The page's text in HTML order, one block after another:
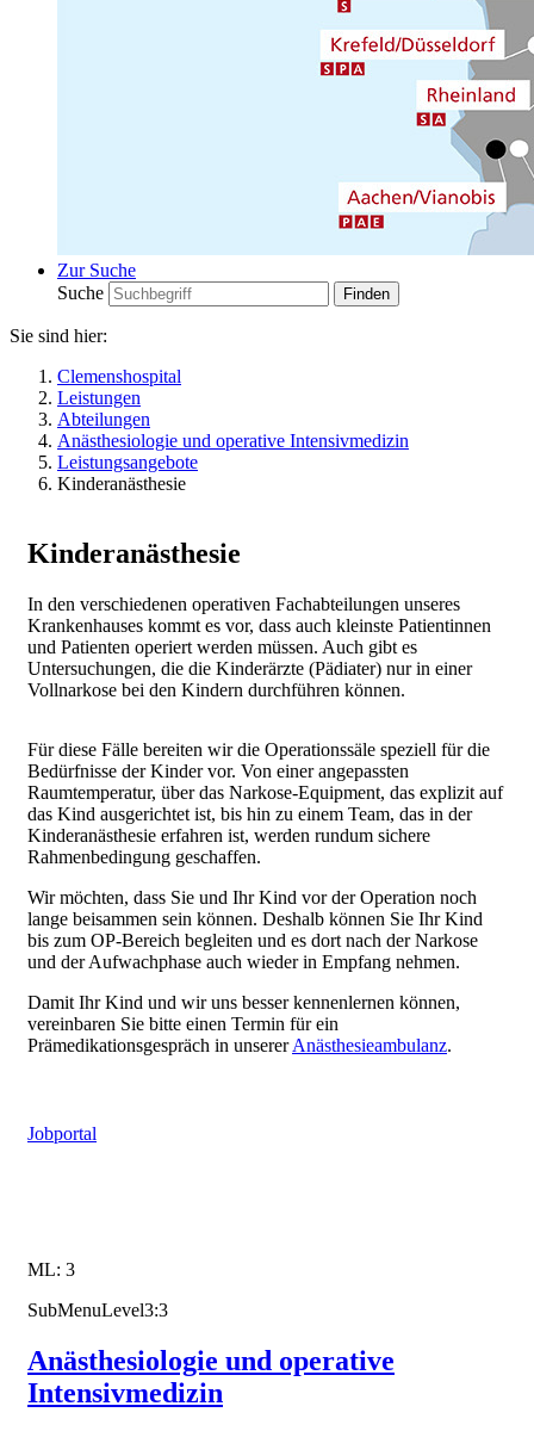
Zur Suche
Suche
Sie sind hier:
Clemenshospital
Leistungen
Abteilungen
Anästhesiologie und operative Intensivmedizin
Leistungsangebote
Kinderanästhesie
Kinderanästhesie
In den verschiedenen operativen Fachabteilungen unseres
Krankenhauses kommt es vor, dass auch kleinste Patientinnen
und Patienten operiert werden müssen. Auch gibt es
Untersuchungen, die die Kinderärzte (Pädiater) nur in einer
Vollnarkose bei den Kindern durchführen können.
Für diese Fälle bereiten wir die Operationssäle speziell für die
Bedürfnisse der Kinder vor. Von einer angepassten
Raumtemperatur, über das Narkose-Equipment, das explizit auf
das Kind ausgerichtet ist, bis hin zu einem Team, das in der
Kinderanästhesie erfahren ist, werden rundum sichere
Rahmenbedingung geschaffen.
Wir möchten, dass Sie und Ihr Kind vor der Operation noch
lange beisammen sein können. Deshalb können Sie Ihr Kind
bis zum OP-Bereich begleiten und es dort nach der Narkose
und der Aufwachphase auch wieder in Empfang nehmen.
Damit Ihr Kind und wir uns besser kennenlernen können,
vereinbaren Sie bitte einen Termin für ein
Prämedikationsgespräch in unsererAnästhesieambulanz.
Jobportal
ML: 3
SubMenuLevel3:3
Anästhesiologie und operative
Intensivmedizin